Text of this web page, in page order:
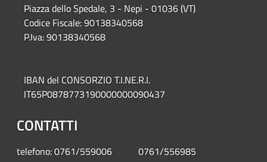
Piazza dello Spedale, 3 - Nepi - 01036 (VT)
Codice Fiscale: 90138340568
P.Iva: 90138340568
IBAN del CONSORZIO T.I.NE.R.I.
IT65P0878773190000000090437
CONTATTI
telefono: 0761/559006 0761/556985